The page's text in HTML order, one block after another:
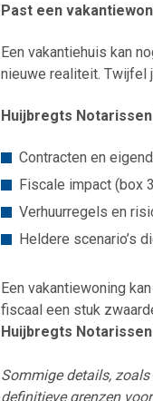
Past een
Een vakantiehuis kan
nieuwe realiteit. Twijfel
Huijbregts
Contracten en
Fiscale impact (box
Verhuurregels en
Heldere scenario’s
Een vakantiewoning
fiscaal een stuk
Huijbregts Notarissen
Sommige details,
definitieve grenzen